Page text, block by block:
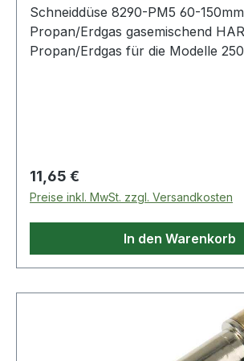
Schneiddüse 8290-PM5 60-150mm
Propan/Erdgas gasemischend
Propan/Erdgas für die Modelle
Regulärer Preis:
11,65 €
Preise inkl. MwSt. zzgl. Versandkosten
In den Warenkorb